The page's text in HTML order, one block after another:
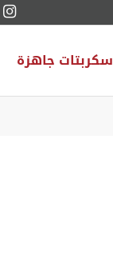
سكربتات جاهزة